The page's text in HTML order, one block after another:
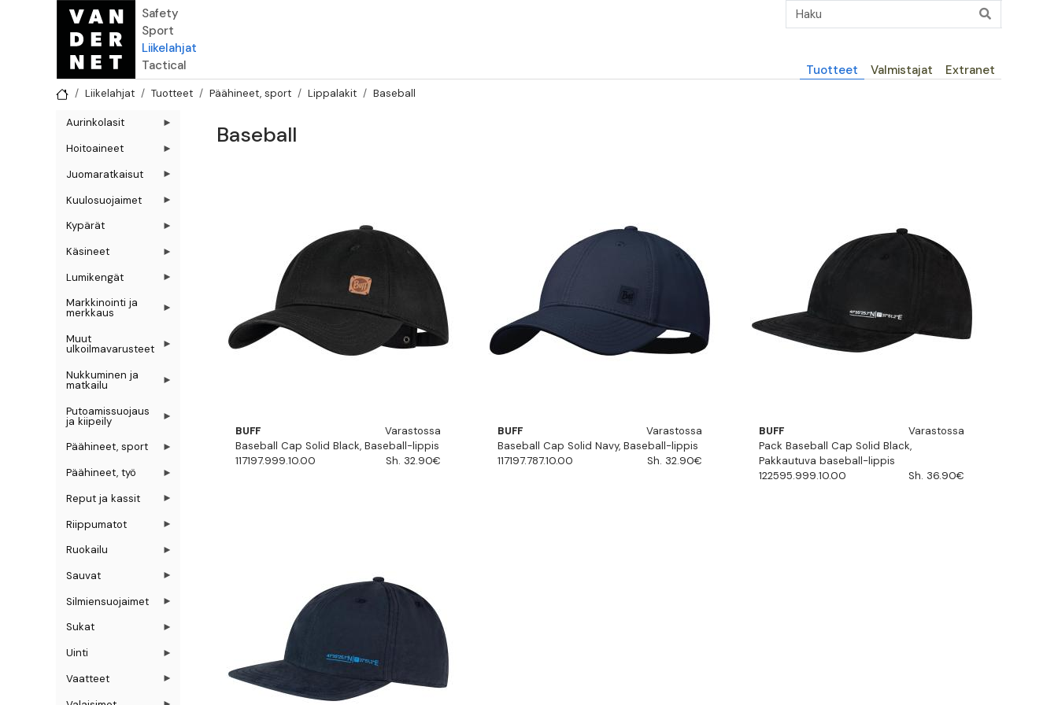
Hyppää pääsisältöön
Safety
Sport
Liikelahjat
Tactical
Päävalikko
Tuotteet Valmistajat Extranet
Liikelahjat Tuotteet Päähineet, sport Lippalakit Baseball
Baseball
BUFF
Varastossa
Baseball Cap Solid Black, Baseball-lippis
117197.999.10.00
Sh. 32.90€
BUFF
Varastossa
Baseball Cap Solid Navy, Baseball-lippis
117197.787.10.00
Sh. 32.90€
BUFF
Varastossa
Pack Baseball Cap Solid Black,
Pakkautuva baseball-lippis
122595.999.10.00
Sh. 36.90€
Aurinkolasit
Hoitoaineet
Juomaratkaisut
Kuulosuojaimet
Kypärät
Käsineet
Lumikengät
Markkinointi ja
merkkaus
Muut
ulkoilmavarusteet
Nukkuminen ja
matkailu
Putoamissuojaus
ja kiipeily
Päähineet, sport
Päähineet, työ
Reput ja kassit
Riippumatot
Ruokailu
Sauvat
Silmiensuojaimet
Sukat
Uinti
Vaatteet